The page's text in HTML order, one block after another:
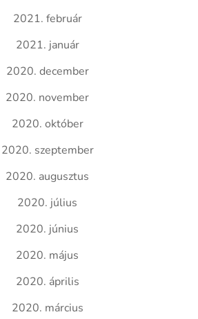
2021. február
2021. január
2020. december
2020. november
2020. október
2020. szeptember
2020. augusztus
2020. július
2020. június
2020. május
2020. április
2020. március